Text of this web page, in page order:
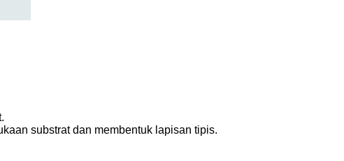
substrat dan membentuk lapisan tipis.